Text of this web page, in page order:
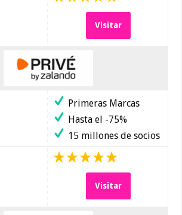
Visitar
Primeras Marcas
Hasta el -75%
15 millones de socios
Visitar